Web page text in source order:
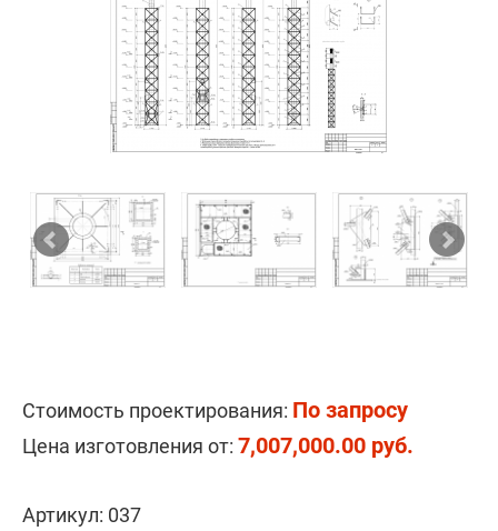
Стоимость проектирования: По запросу
Цена изготовления от: 7,007,000.00 руб.
Артикул: 037